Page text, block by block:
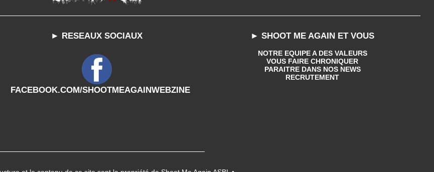
► RESEAUX SOCIAUX
FACEBOOK.COM/SHOOTMEAGAINWEBZINE
► SHOOT ME AGAIN ET VOUS
NOTRE EQUIPE A DES VALEURS
VOUS FAIRE CHRONIQUER
PARAITRE DANS NOS NEWS
RECRUTEMENT